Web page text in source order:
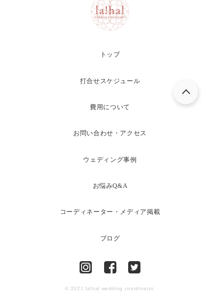
トップ
打合せスケジュール
費用について
お問い合わせ・アクセス
ウェディング事例
お悩みQ&A
コーディネーター・メディア掲載
ブログ
© 2021 la!hal wedding coordinator.